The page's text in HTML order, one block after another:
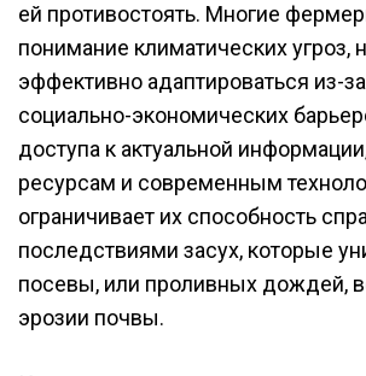
ей противостоять. Многие
понимание климатических угроз,
эффективно адаптироваться из-
социально-экономических
доступа к актуальной
ресурсам и современным
ограничивает их способность
последствиями засух, которые
посевы, или проливных дождей,
эрозии почвы.